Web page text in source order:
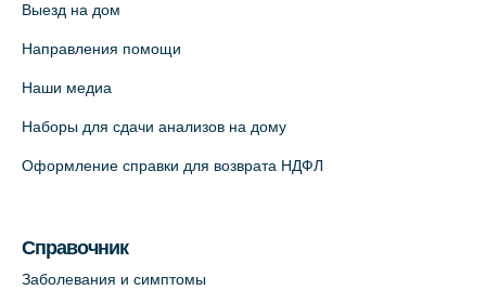
Выезд на дом
Направления помощи
Наши медиа
Наборы для сдачи анализов на дому
Оформление справки для возврата НДФЛ
Справочник
Заболевания и симптомы